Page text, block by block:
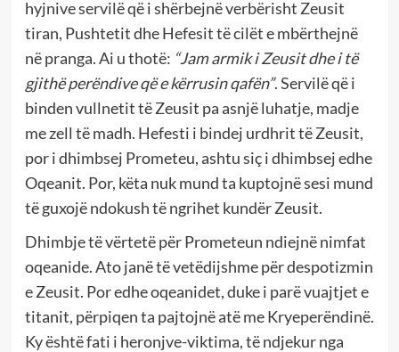
hyjnive servilë që i shërbejnë verbërisht Zeusit
tiran, Pushtetit dhe Hefesit të cilët e mbërthejnë
në pranga. Ai u thotë: “Jam armik i Zeusit dhe i të
gjithë perëndive që e kërrusin qafën”. Servilë që i
binden vullnetit të Zeusit pa asnjë luhatje, madje
me zell të madh. Hefesti i bindej urdhrit të Zeusit,
por i dhimbsej Prometeu, ashtu siç i dhimbsej edhe
Oqeanit. Por, këta nuk mund ta kuptojnë sesi mund
të guxojë ndokush të ngrihet kundër Zeusit.
Dhimbje të vërtetë për Prometeun ndiejnë nimfat
oqeanide. Ato janë të vetëdijshme për despotizmin
e Zeusit. Por edhe oqeanidet, duke i parë vuajtjet e
titanit, përpiqen ta pajtojnë atë me Kryeperëndinë.
Ky është fati i heronjve-viktima, të ndjekur nga